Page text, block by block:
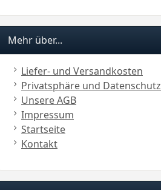
Mehr über...
Liefer- und Versandkosten
Privatsphäre und Datenschutz
Unsere AGB
Impressum
Startseite
Kontakt